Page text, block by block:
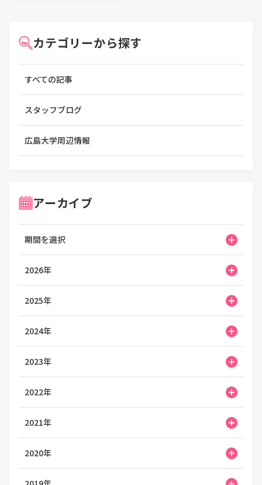
カテゴリーから探す
すべての記事
スタッフブログ
広島大学周辺情報
アーカイブ
期間を選択
2026年
2025年
2024年
2023年
2022年
2021年
2020年